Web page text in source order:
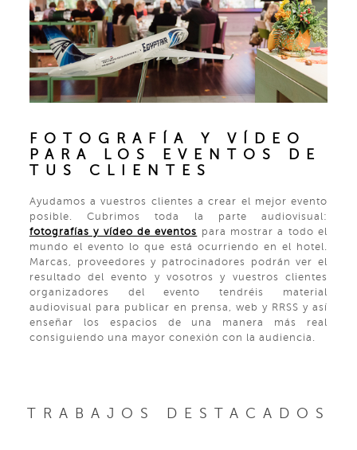
FOTOGRAFÍA Y VÍDEO
PARA LOS EVENTOS DE
TUS CLIENTES
Ayudamos a vuestros clientes a crear el mejor evento
posible. Cubrimos toda la parte audiovisual:
fotografías y vídeo de eventos para mostrar a todo el
mundo el evento lo que está ocurriendo en el hotel.
Marcas, proveedores y patrocinadores podrán ver el
resultado del evento y vosotros y vuestros clientes
organizadores del evento tendréis material
audiovisual para publicar en prensa, web y RRSS y así
enseñar los espacios de una manera más real
consiguiendo una mayor conexión con la audiencia.
TRABAJOS DESTACADOS